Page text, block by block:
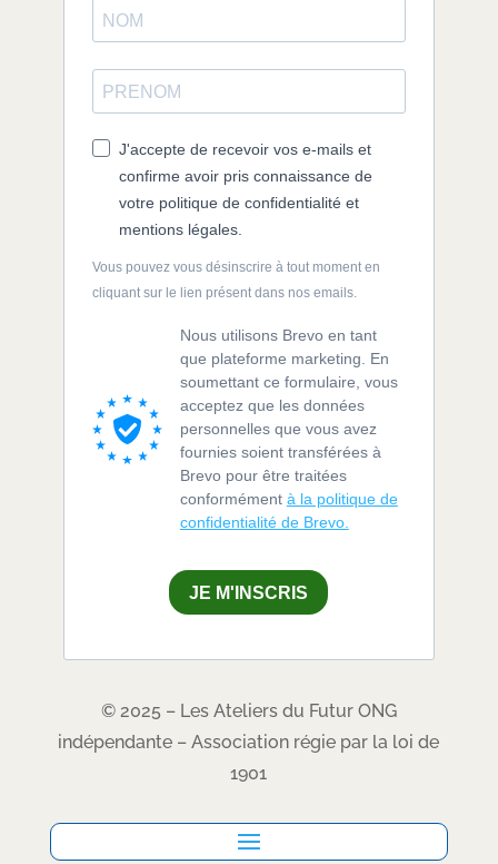
J'accepte de recevoir vos e-mails et
confirme avoir pris connaissance de
votre politique de confidentialité et
mentions légales.
Vous pouvez vous désinscrire à tout moment en
cliquant sur le lien présent dans nos emails.
Nous utilisons Brevo en tant
que plateforme marketing. En
soumettant ce formulaire, vous
acceptez que les données
personnelles que vous avez
fournies soient transférées à
Brevo pour être traitées
conformément à la politique de
confidentialité de Brevo.
JE M'INSCRIS
© 2025 – Les Ateliers du Futur ONG
indépendante – Association régie par la loi de
1901